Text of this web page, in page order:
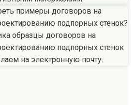
примеры договоров на
подпорных стенок?
образцы договоров на
подпорных стенок
на электронную почту.